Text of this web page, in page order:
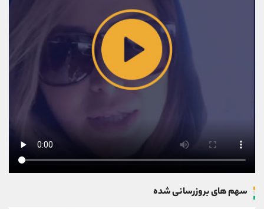
سهم های بروزرسانی شده